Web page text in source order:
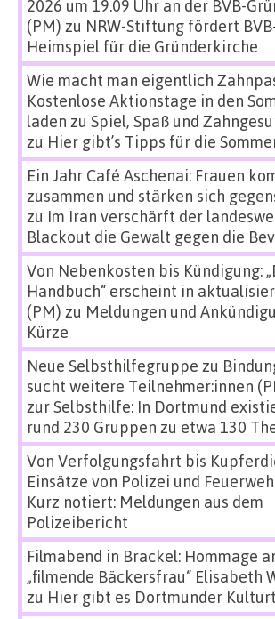
2026 um 19.09 Uhr an der BVB-
(PM) zu NRW-Stiftung fördert
Heimspiel für die Gründerkirche
Wie macht man eigentlich
Kostenlose Aktionstage in den
laden zu Spiel, Spaß und
zu Hier gibt’s Tipps für die
Ein Jahr Café Aschenai: Frauen
zusammen und stärken sich
zu Im Iran verschärft der
Blackout die Gewalt gegen die
Von Nebenkosten bis Kündigung:
Handbuch“ erscheint in
(PM) zu Meldungen und
Kürze
Neue Selbsthilfegruppe zu
sucht weitere Teilnehmer:innen
zur Selbsthilfe: In Dortmund
rund 230 Gruppen zu etwa 130
Von Verfolgungsfahrt bis
Einsätze von Polizei und
Kurz notiert: Meldungen aus dem
Polizeibericht
Filmabend in Brackel: Hommage
„filmende Bäckersfrau“ Elisabeth
zu Hier gibt es Dortmunder